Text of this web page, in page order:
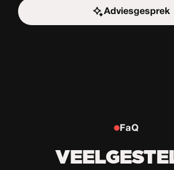
Adviesgesprek
Start de
FaQ